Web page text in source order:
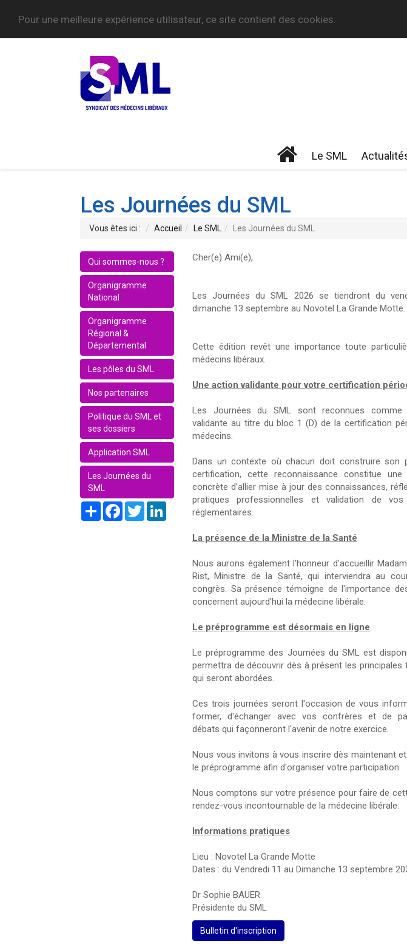
Pour une meilleure expérience utilisateur, ce site contient des cookies.
Le SML
Les Journées du SML
Vous êtes ici : Accueil Le SML Les Journées du SML
Qui sommes-nous ?
Organigramme
National
Organigramme
Régional &
Départemental
Les pôles du SML
Nos partenaires
Politique du SML et
ses dossiers
Application SML
Les Journées du
SML
Share FacebookTwitter LinkedIn
Cher(e) Ami(e),
Les Journées du SML 2026 se tiendront du
dimanche 13 septembre au Novotel La Grande Motte.
Cette édition revêt une importance toute
médecins libéraux.
Une action validante pour votre certification
Les Journées du SML sont reconnues comme
validante au titre du bloc 1 (D) de la certification
médecins.
Dans un contexte où chacun doit construire son
certification, cette reconnaissance constitue une
concrète d'allier mise à jour des connaissances,
pratiques professionnelles et validation de vos
réglementaires.
La présence de la Ministre de la Santé
Nous aurons également l'honneur d'accueillir
Rist, Ministre de la Santé, qui interviendra au
congrès. Sa présence témoigne de l'importance
concernent aujourd'hui la médecine libérale.
Le préprogramme est désormais en ligne
Le préprogramme des Journées du SML est
permettra de découvrir dès à présent les principales
qui seront abordées.
Ces trois journées seront l'occasion de vous
former, d'échanger avec vos confrères et de
débats qui façonneront l'avenir de notre exercice.
Nous vous invitons à vous inscrire dès maintenant
le préprogramme afin d'organiser votre participation.
Nous comptons sur votre présence pour faire de
rendez-vous incontournable de la médecine libérale.
Informations pratiques
Lieu : Novotel La Grande Motte
Dates : du Vendredi 11 au Dimanche 13 septembre
Dr Sophie BAUER
Présidente du SML
Bulletin d'inscription